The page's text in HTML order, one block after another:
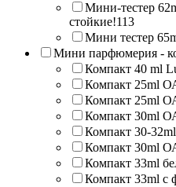
Мини-тестер
стойкие!113
Мини тестер
Мини парфюмерия -
Компакт 40 ml
Компакт 25ml
Компакт 25ml
Компакт 30ml
Компакт 30-
Компакт 30ml
Компакт 33ml
Компакт 33ml с